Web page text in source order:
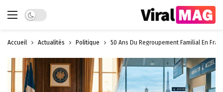
Dark mode
Accueil Actualités Politique 50 Ans Du Regroupement Familial En